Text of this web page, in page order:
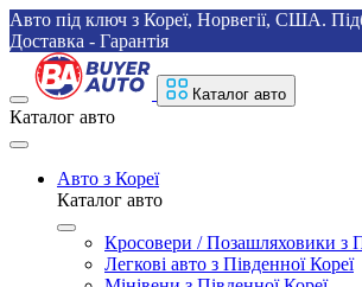
Авто під ключ з Кореї, Норвегії, США.
Доставка - Гарантія
Каталог авто
Каталог авто
Авто з Кореї
Каталог авто
Кросовери / Позашляховики з
Легкові авто з Південної Кореї